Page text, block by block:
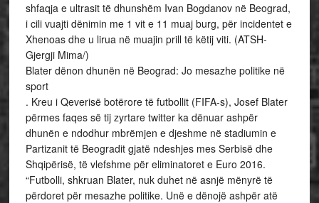
shfaqja e ultrasit të dhunshëm Ivan Bogdanov në Beograd,
i cili vuajti dënimin me 1 vit e 11 muaj burg, për incidentet e
Xhenoas dhe u lirua në muajin prill të këtij viti. (ATSH-
Gjergji Mima/)
Blater dënon dhunën në Beograd: Jo mesazhe politike në
sport
. Kreu i Qeverisë botërore të futbollit (FIFA-s), Josef Blater
përmes faqes së tij zyrtare twitter ka dënuar ashpër
dhunën e ndodhur mbrëmjen e djeshme në stadiumin e
Partizanit të Beogradit gjatë ndeshjes mes Serbisë dhe
Shqipërisë, të vlefshme për eliminatoret e Euro 2016.
“Futbolli, shkruan Blater, nuk duhet në asnjë mënyrë të
përdoret për mesazhe politike. Unë e dënojë ashpër atë